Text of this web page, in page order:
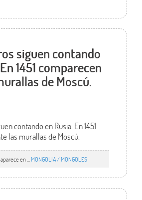
siguen contando
1451 comparecen
de Moscú.
contando en Rusia. En 1451
las murallas de Moscú.
en ... MONGOLIA / MONGOLES